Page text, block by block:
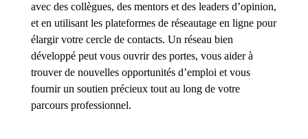
avec des collègues, des mentors et des leaders d’opinion,
et en utilisant les plateformes de réseautage en ligne pour
élargir votre cercle de contacts. Un réseau bien
développé peut vous ouvrir des portes, vous aider à
trouver de nouvelles opportunités d’emploi et vous
fournir un soutien précieux tout au long de votre
parcours professionnel.